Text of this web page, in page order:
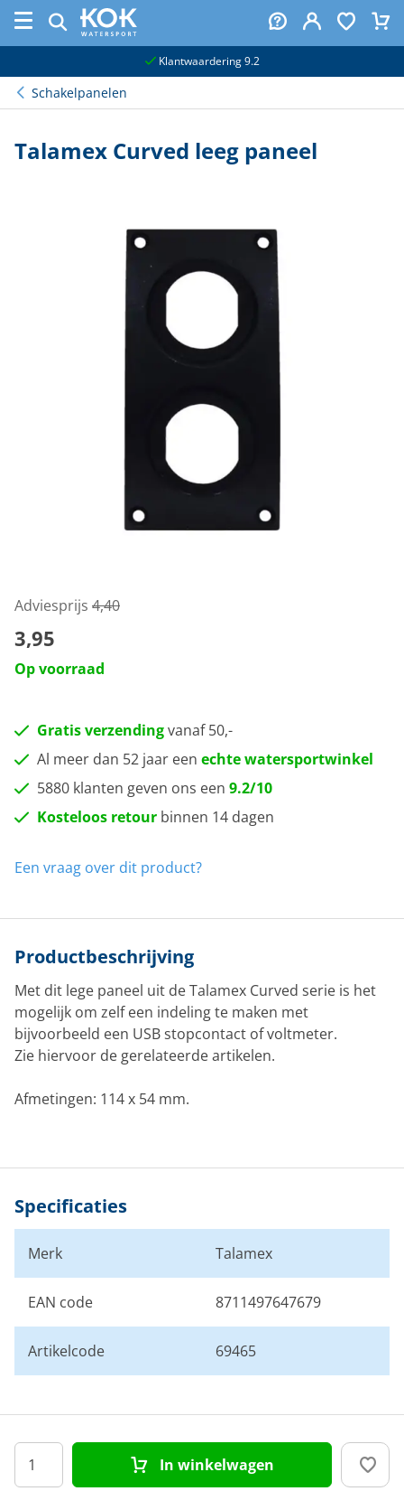
Klantwaardering 9.2
Schakelpanelen
Talamex Curved leeg paneel
Adviesprijs 4,40
3,95
Op voorraad
Gratis verzendingvanaf 50,-
Al meer dan 52 jaar een echte watersportwinkel
5880 klanten geven ons een 9.2/10
Kosteloos retour binnen 14 dagen
Een vraag over dit product?
Productbeschrijving
Met dit lege paneel uit de Talamex Curved serie is het
mogelijk om zelf een indeling te maken met
bijvoorbeeld een USB stopcontact of voltmeter.
Zie hiervoor de gerelateerde artikelen.
Afmetingen: 114 x 54 mm.
Specificaties
Merk Talamex
EAN code 8711497647679
Artikelcode 69465
In winkelwagen